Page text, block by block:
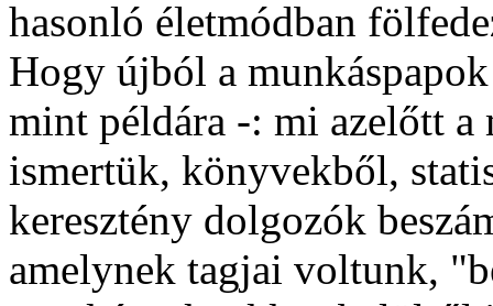
hasonló életmódban
Hogy újból a
mint példára -: mi azelőtt
ismertük, könyvekből,
keresztény dolgozók
amelynek tagjai voltunk,